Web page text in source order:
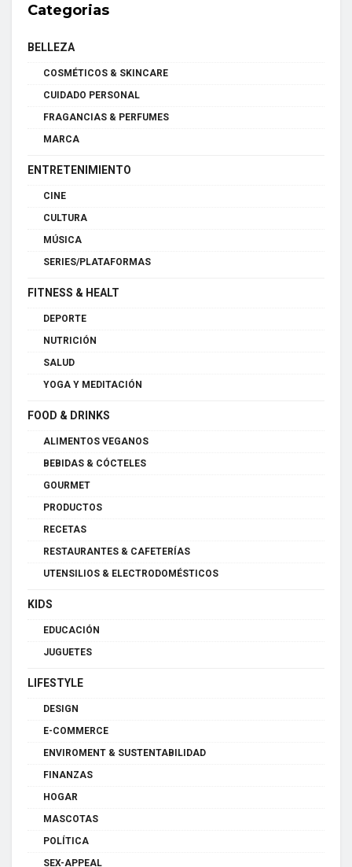
Categorias
BELLEZA
COSMÉTICOS & SKINCARE
CUIDADO PERSONAL
FRAGANCIAS & PERFUMES
MARCA
ENTRETENIMIENTO
CINE
CULTURA
MÚSICA
SERIES/PLATAFORMAS
FITNESS & HEALT
DEPORTE
NUTRICIÓN
SALUD
YOGA Y MEDITACIÓN
FOOD & DRINKS
ALIMENTOS VEGANOS
BEBIDAS & CÓCTELES
GOURMET
PRODUCTOS
RECETAS
RESTAURANTES & CAFETERÍAS
UTENSILIOS & ELECTRODOMÉSTICOS
KIDS
EDUCACIÓN
JUGUETES
LIFESTYLE
DESIGN
E-COMMERCE
ENVIROMENT & SUSTENTABILIDAD
FINANZAS
HOGAR
MASCOTAS
POLÍTICA
SEX-APPEAL